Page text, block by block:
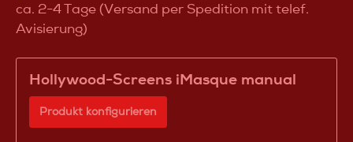
ca. 2-4 Tage (Versand per Spedition mit telef.
Avisierung)
Hollywood-Screens iMasque manual
Produkt konfigurieren